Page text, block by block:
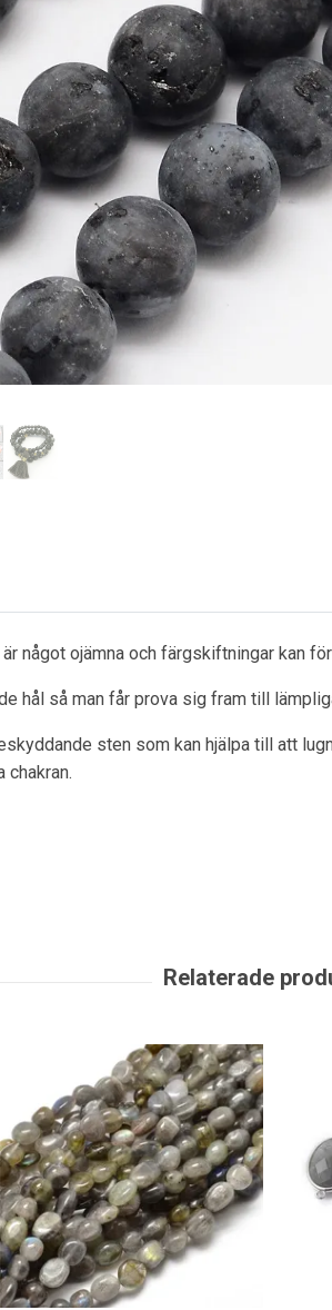
något ojämna och färgskiftningar kan
hål så man får prova sig fram till
sten som kan hjälpa till att
chakran.